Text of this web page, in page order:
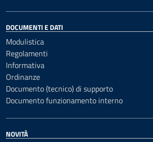
DOCUMENTI E DATI
Modulistica
Regolamenti
Informativa
Ordinanze
Documento (tecnico) di supporto
Documento funzionamento interno
NOVITÀ